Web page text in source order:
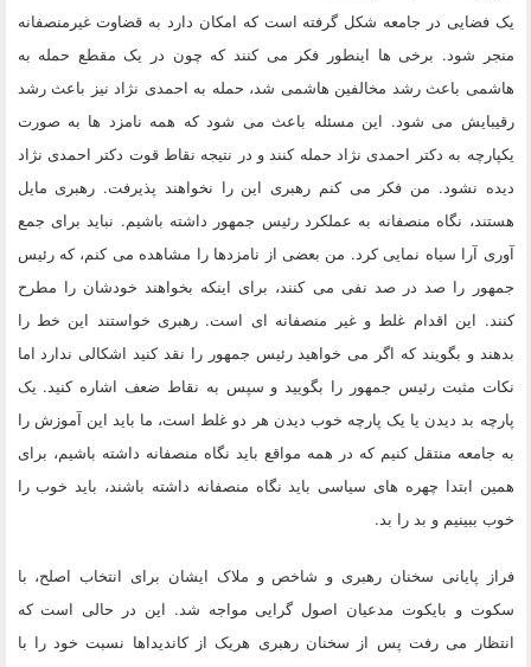
یک فضایی در جامعه شکل گرفته است که امکان دارد به قضاوت غیرمنصفانه
منجر شود. برخی ها اینطور فکر می کنند که چون در یک مقطع حمله به
هاشمی باعث رشد مخالفین هاشمی شد، حمله به احمدی نژاد نیز باعث رشد
رقیبایش می شود. این مسئله باعث می شود که همه نامزد ها به صورت
یکپارچه به دکتر احمدی نژاد حمله کنند و در نتیجه نقاط قوت دکتر احمدی نژاد
دیده نشود. من فکر می کنم رهبری این را نخواهند پذیرفت. رهبری مایل
هستند، نگاه منصفانه به عملکرد رئیس جمهور داشته باشیم. نباید برای جمع
آوری آرا سیاه نمایی کرد. من بعضی از نامزدها را مشاهده می کنم، که رئیس
جمهور را صد در صد نفی می کنند، برای اینکه بخواهند خودشان را مطرح
کنند. این اقدام غلط و غیر منصفانه ای است. رهبری خواستند این خط را
بدهند و بگویند که اگر می خواهید رئیس جمهور را نقد کنید اشکالی ندارد اما
نکات مثبت رئیس جمهور را بگویید و سپس به نقاط ضعف اشاره کنید. یک
پارچه بد دیدن یا یک پارچه خوب دیدن هر دو غلط است، ما باید این آموزش را
به جامعه منتقل کنیم که در همه مواقع باید نگاه منصفانه داشته باشیم، برای
همین ابتدا چهره های سیاسی باید نگاه منصفانه داشته باشند، باید خوب را
خوب ببینیم و بد را بد.
فراز پایانی سخنان رهبری و شاخص و ملاک ایشان برای انتخاب اصلح، با
سکوت و بایکوت مدعیان اصول گرایی مواجه شد. این در حالی است که
انتظار می رفت پس از سخنان رهبری هریک از کاندیداها نسبت خود را با